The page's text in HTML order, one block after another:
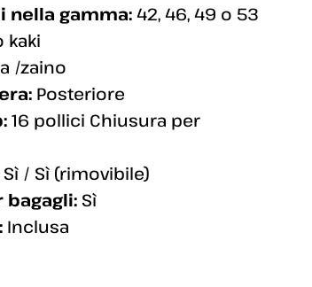
nella gamma: 42, 46, 49 o 53
kaki
/zaino
Posteriore
16 pollici Chiusura per
Sì / Sì (rimovibile)
bagagli: Sì
Inclusa